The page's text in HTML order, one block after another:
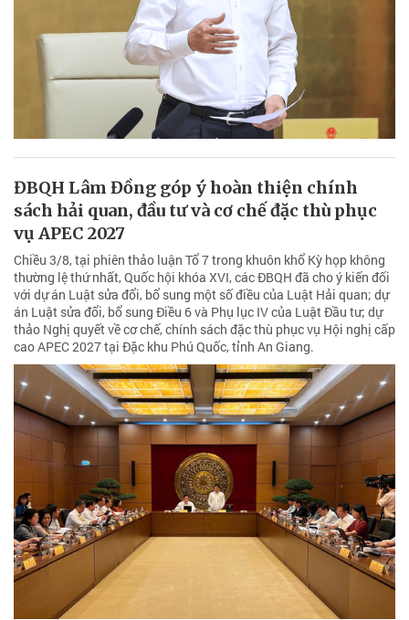
ĐBQH Lâm Đồng góp ý hoàn thiện chính
sách hải quan, đầu tư và cơ chế đặc thù phục
vụ APEC 2027
Chiều 3/8, tại phiên thảo luận Tổ 7 trong khuôn khổ Kỳ họp không
thường lệ thứ nhất, Quốc hội khóa XVI, các ĐBQH đã cho ý kiến đối
với dự án Luật sửa đổi, bổ sung một số điều của Luật Hải quan; dự
án Luật sửa đổi, bổ sung Điều 6 và Phụ lục IV của Luật Đầu tư; dự
thảo Nghị quyết về cơ chế, chính sách đặc thù phục vụ Hội nghị cấp
cao APEC 2027 tại Đặc khu Phú Quốc, tỉnh An Giang.